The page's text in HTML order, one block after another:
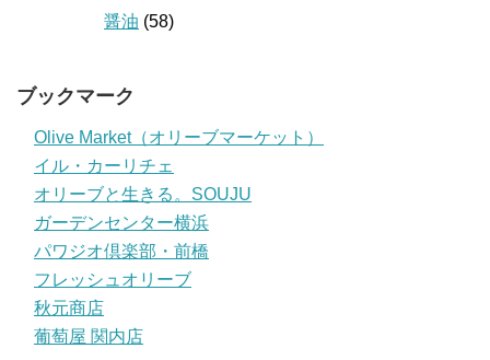
醤油 (58)
ブックマーク
Olive Market（オリーブマーケット）
イル・カーリチェ
オリーブと生きる。SOUJU
ガーデンセンター横浜
パワジオ倶楽部・前橋
フレッシュオリーブ
秋元商店
葡萄屋 関内店